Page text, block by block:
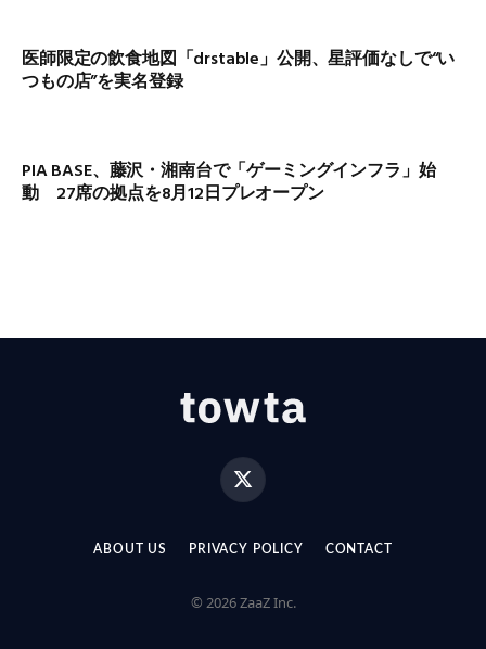
医師限定の飲食地図「drstable」公開、星評価なしで“い
つもの店”を実名登録
PIA BASE、藤沢・湘南台で「ゲーミングインフラ」始
動 27席の拠点を8月12日プレオープン
X
(Twitter)
ABOUT US PRIVACY POLICY CONTACT
© 2026 ZaaZ Inc.